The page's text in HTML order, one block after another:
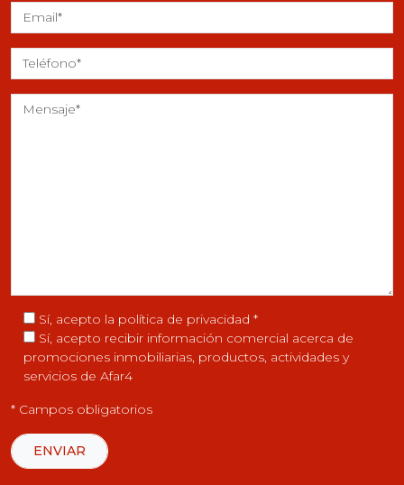
Sí, acepto la política de privacidad *
Sí, acepto recibir información comercial acerca de
promociones inmobiliarias, productos, actividades y
servicios de Afar4
* Campos obligatorios